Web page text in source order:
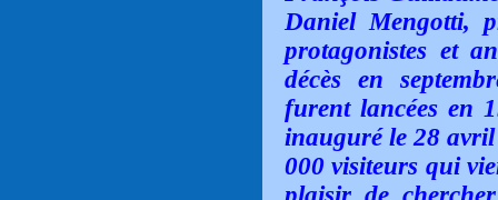
Daniel Mengotti,
protagonistes et
décès en
furent lancées en
inauguré le 28 avril
000 visiteurs qui